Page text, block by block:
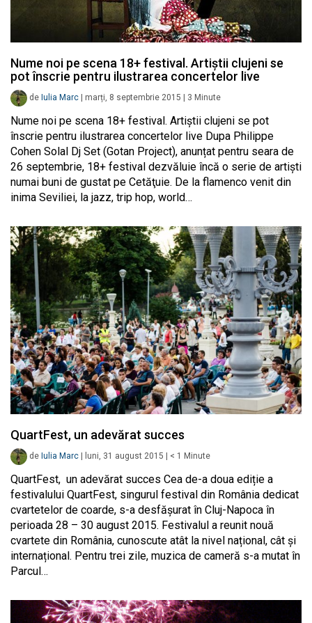
Nume noi pe scena 18+ festival. Artiştii clujeni se
pot înscrie pentru ilustrarea concertelor live
de Iulia Marc marți, 8 septembrie 2015 3 Minute
Nume noi pe scena 18+ festival. Artiştii clujeni se pot
înscrie pentru ilustrarea concertelor live Dupa Philippe
Cohen Solal Dj Set (Gotan Project), anunțat pentru seara de
26 septembrie, 18+ festival dezvăluie încă o serie de artişti
numai buni de gustat pe Cetăţuie. De la flamenco venit din
inima Seviliei, la jazz, trip hop, world…
QuartFest, un adevărat succes
de Iulia Marc luni, 31 august 2015 < 1 Minute
QuartFest, un adevărat succes Cea de-a doua ediție a
festivalului QuartFest, singurul festival din România dedicat
cvartetelor de coarde, s-a desfășurat în Cluj-Napoca în
perioada 28 – 30 august 2015. Festivalul a reunit nouă
cvartete din România, cunoscute atât la nivel național, cât și
internațional. Pentru trei zile, muzica de cameră s-a mutat în
Parcul…